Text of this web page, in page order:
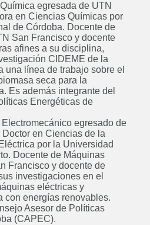
egresada de UTN
en Ciencias Químicas por
de Córdoba. Docente de
San Francisco y docente
afines a su disciplina,
CIDEME de la
una línea de trabajo sobre el
seca para la
Es además integrante del
Energéticas de
egresado de
en Ciencias de la
por la Universidad
Docente de Máquinas
Francisco y docente de
investigaciones en el
eléctricas y
con energías renovables.
Asesor de Políticas
(CAPEC).
en
Universitaria
en
ABIERTO